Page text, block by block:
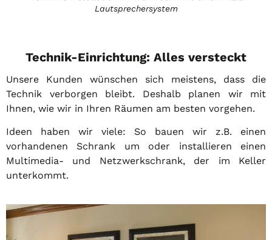
Lautsprechersystem
Technik-Einrichtung: Alles versteckt
Unsere Kunden wünschen sich meistens, dass die
Technik verborgen bleibt. Deshalb planen wir mit
Ihnen, wie wir in Ihren Räumen am besten vorgehen.
Ideen haben wir viele: So bauen wir z.B. einen
vorhandenen Schrank um oder installieren einen
Multimedia- und Netzwerkschrank, der im Keller
unterkommt.